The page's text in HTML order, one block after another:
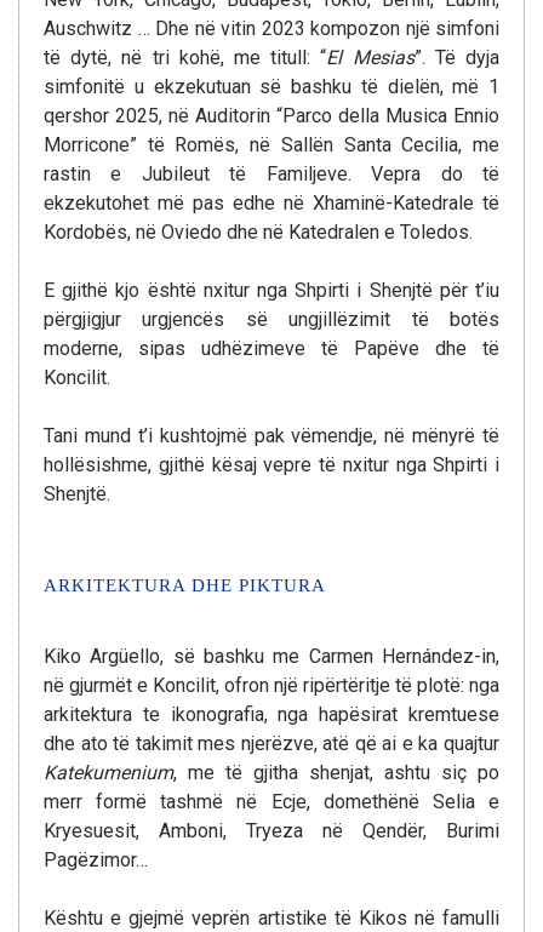
Auschwitz … Dhe në vitin 2023 kompozon një simfoni
të dytë, në tri kohë, me titull: “El Mesias”. Të dyja
simfonitë u ekzekutuan së bashku të dielën, më 1
qershor 2025, në Auditorin “Parco della Musica Ennio
Morricone” të Romës, në Sallën Santa Cecilia, me
rastin e Jubileut të Familjeve. Vepra do të
ekzekutohet më pas edhe në Xhaminë-Katedrale të
Kordobës, në Oviedo dhe në Katedralen e Toledos.
E gjithë kjo është nxitur nga Shpirti i Shenjtë për t’iu
përgjigjur urgjencës së ungjillëzimit të botës
moderne, sipas udhëzimeve të Papëve dhe të
Koncilit.
Tani mund t’i kushtojmë pak vëmendje, në mënyrë të
hollësishme, gjithë kësaj vepre të nxitur nga Shpirti i
Shenjtë.
ARKITEKTURA DHE PIKTURA
Kiko Argüello, së bashku me Carmen Hernández-in,
në gjurmët e Koncilit, ofron një ripërtëritje të plotë: nga
arkitektura te ikonografia, nga hapësirat kremtuese
dhe ato të takimit mes njerëzve, atë që ai e ka quajtur
Katekumenium, me të gjitha shenjat, ashtu siç po
merr formë tashmë në Ecje, domethënë Selia e
Kryesuesit, Amboni, Tryeza në Qendër, Burimi
Pagëzimor…
Kështu e gjejmë veprën artistike të Kikos në famulli